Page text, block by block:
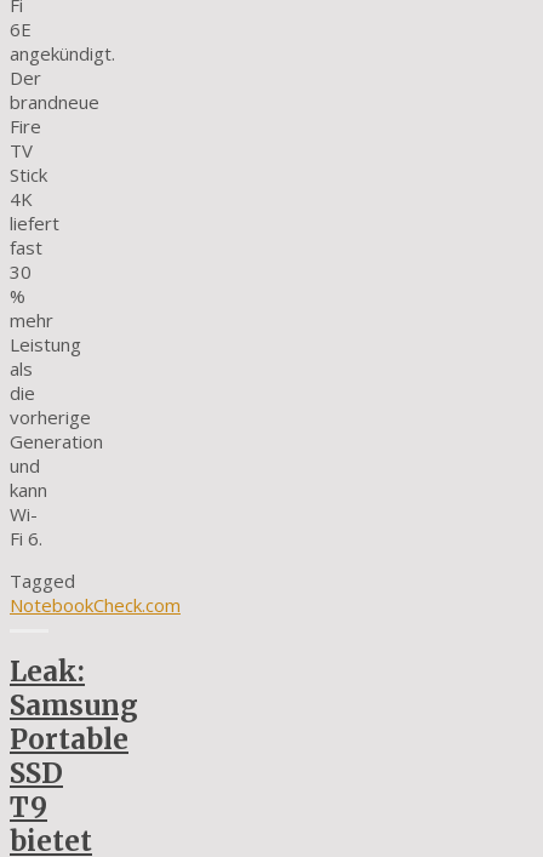
6E
angekündigt.
Der
brandneue
Fire
TV
Stick
4K
liefert
fast
30
%
mehr
Leistung
als
die
vorherige
Generation
und
kann
Wi-
Fi 6.
Tagged
NotebookCheck.com
Leak:
Samsung
Portable
SSD
T9
bietet